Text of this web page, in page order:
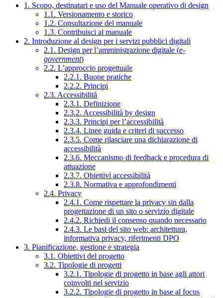
1. Scopo, destinatari e uso del Manuale operativo di design
1.1. Versionamento e storico
1.2. Consultazione del manuale
1.3. Contribuisci al manuale
2. Introduzione al design per i servizi pubblici digitali
2.1. Design per l’amministrazione digitale (e-
government)
2.2. L’approccio progettuale
2.2.1. Buone pratiche
2.2.2. Principi
2.3. Accessibilità
2.3.1. Definizione
2.3.2. Accessibilità by design
2.3.3. Principi per l’accessibilità
2.3.4. Linee guida e criteri di successo
2.3.5. Come rilasciare una dichiarazione di
accessibilità
2.3.6. Meccanismo di feedback e procedura di
attuazione
2.3.7. Obiettivi accessibilità
2.3.8. Normativa e approfondimenti
2.4. Privacy
2.4.1. Come rispettare la privacy sin dalla
progettazione di un sito o servizio digitale
2.4.2. Richiedi il consenso quando necessario
2.4.3. Le basi del sito web: architettura,
informativa privacy, riferimenti DPO
3. Pianificazione, gestione e strategia
3.1. Obiettivi del progetto
3.2. Tipologie di progetti
3.2.1. Tipologie di progetto in base agli attori
coinvolti nel servizio
3.2.2. Tipologie di progetto in base al focus